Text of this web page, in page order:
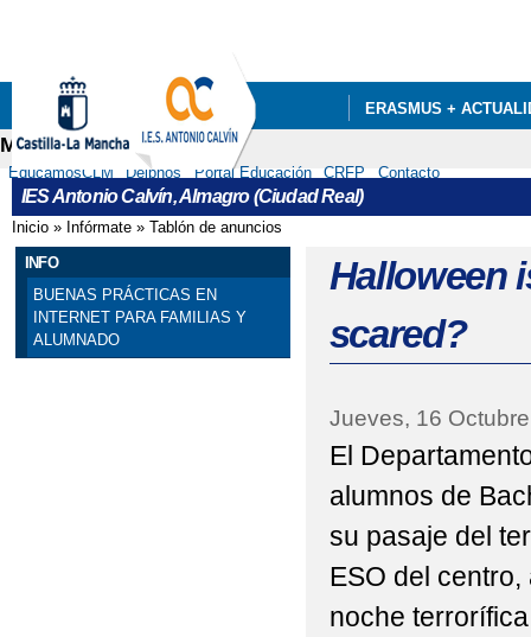
ERASMUS +
Menú secundario
EducamosCLM Delphos Portal Educación CRFP Contacto
IES Antonio Calvín, Almagro (Ciudad Real)
Se encuentra usted aquí
Inicio » Infórmate » Tablón de anuncios
INFO
BUENAS PRÁCTICAS EN
INTERNET PARA FAMILIAS Y
ALUMNADO
Halloween
scared?
Jueves, 16
El
alumnos de
su pasaje del
ESO del
noche